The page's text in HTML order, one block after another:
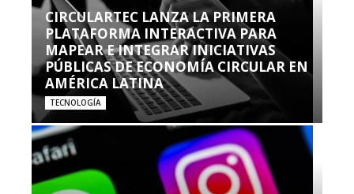
CIRCULARTEC LANZA LA PRIMERA
PLATAFORMA INTERACTIVA PARA
MAPEAR E INTEGRAR INICIATIVAS
PÚBLICAS DE ECONOMÍA CIRCULAR EN
AMÉRICA LATINA
TECNOLOGÍA